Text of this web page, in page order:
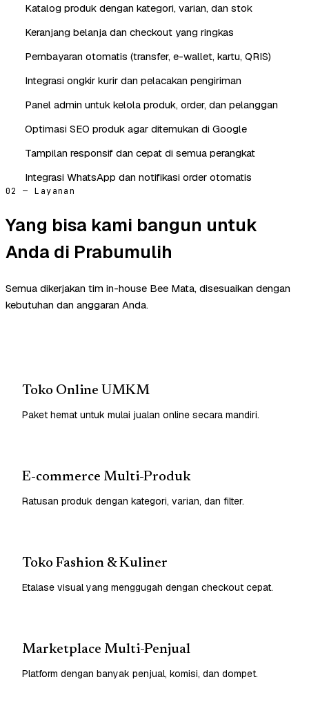
Katalog produk dengan kategori, varian, dan stok
Keranjang belanja dan checkout yang ringkas
Pembayaran otomatis (transfer, e-wallet, kartu, QRIS)
Integrasi ongkir kurir dan pelacakan pengiriman
Panel admin untuk kelola produk, order, dan pelanggan
Optimasi SEO produk agar ditemukan di Google
Tampilan responsif dan cepat di semua perangkat
Integrasi WhatsApp dan notifikasi order otomatis
02 — Layanan
Yang bisa kami bangun untuk
Anda di Prabumulih
Semua dikerjakan tim in-house Bee Mata, disesuaikan dengan
kebutuhan dan anggaran Anda.
Toko Online UMKM
Paket hemat untuk mulai jualan online secara mandiri.
E-commerce Multi-Produk
Ratusan produk dengan kategori, varian, dan filter.
Toko Fashion & Kuliner
Etalase visual yang menggugah dengan checkout cepat.
Marketplace Multi-Penjual
Platform dengan banyak penjual, komisi, dan dompet.